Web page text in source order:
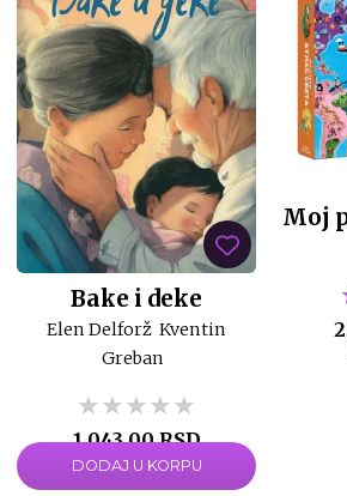
Bake i deke
Elen Delforž Kventin
Greban
★★★★★
★★★★★
★★★★★
1.043,00 RSD
1.490,00 RSD
DODAJ U KORPU
Moj